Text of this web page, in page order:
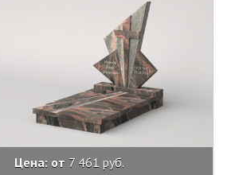
Цена: от 7 461 руб.